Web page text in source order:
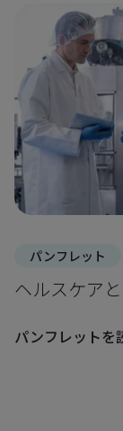
パンフレット
ヘルスケア
パンフレットを